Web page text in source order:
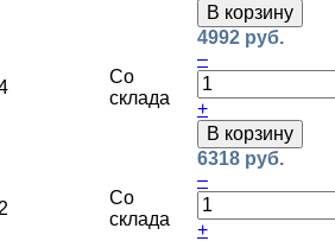
В корзину
Со
склада
4992 руб.
–
+
В корзину
Со
склада
6318 руб.
–
+